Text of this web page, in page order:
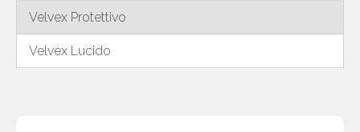
Velvex Protettivo
Velvex Lucido